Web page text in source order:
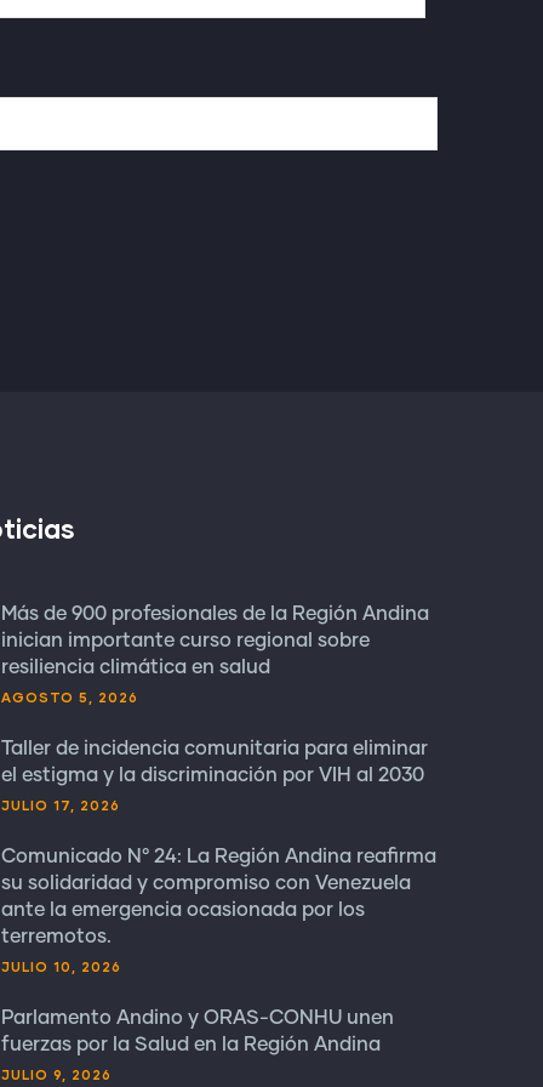
Más de 900 profesionales de la Región Andina
inician importante curso regional sobre
resiliencia climática en salud
AGOSTO 5, 2026
Taller de incidencia comunitaria para eliminar
el estigma y la discriminación por VIH al 2030
JULIO 17, 2026
Comunicado N° 24: La Región Andina reafirma
su solidaridad y compromiso con Venezuela
ante la emergencia ocasionada por los
terremotos.
JULIO 10, 2026
Parlamento Andino y ORAS-CONHU unen
fuerzas por la Salud en la Región Andina
JULIO 9, 2026